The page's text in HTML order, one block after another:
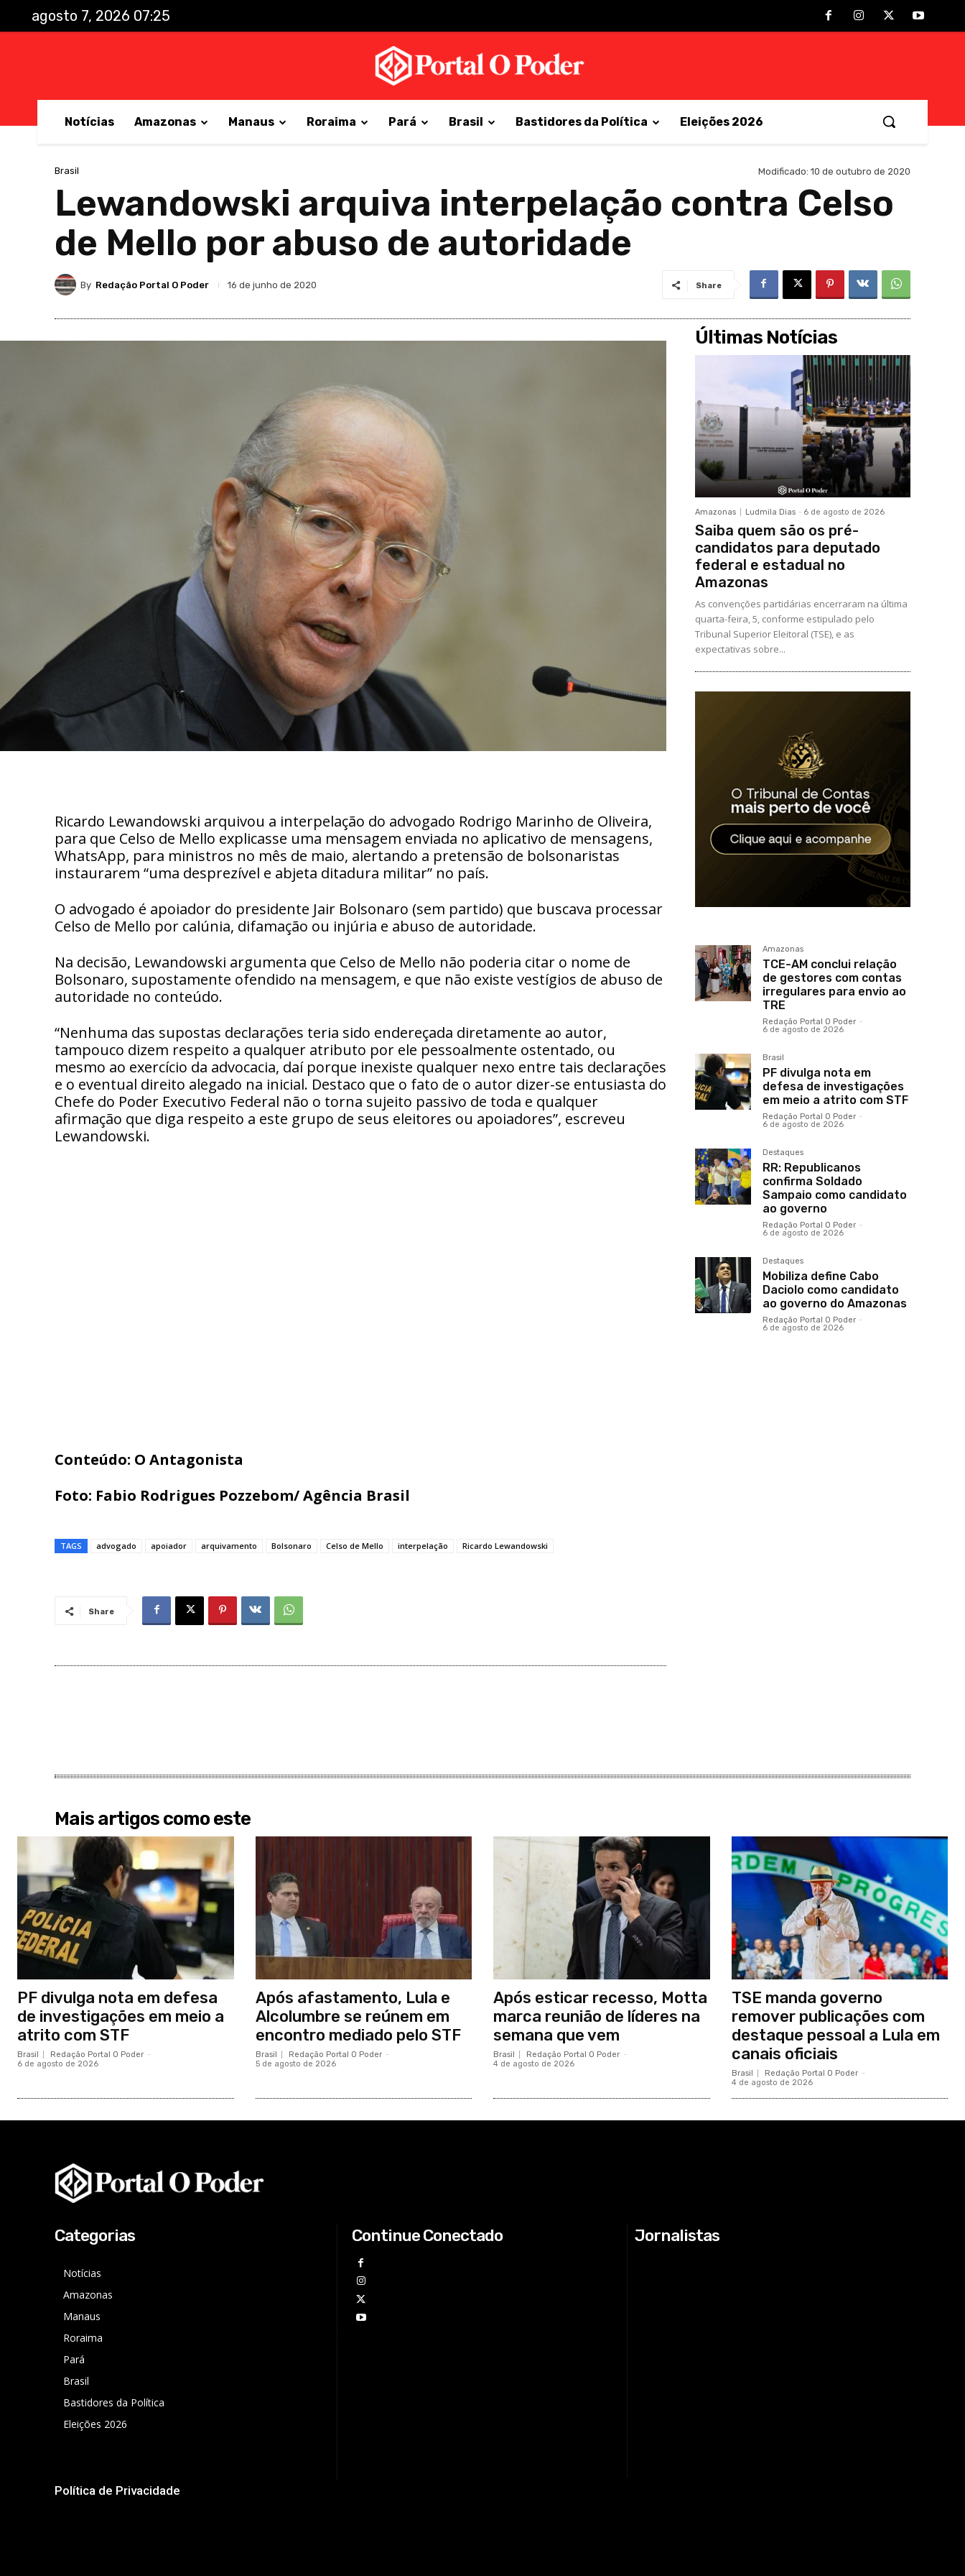
agosto 7, 2026 07:25
Notícias Amazonas Manaus Roraima Pará Brasil Bastidores da Política Eleições 2026
Brasil Modificado: 10 de outubro de 2020
Lewandowski arquiva interpelação contra Celso
de Mello por abuso de autoridade
By Redação Portal O Poder 16 de junho de 2020 Share
Ricardo Lewandowski arquivou a interpelação do advogado Rodrigo Marinho de Oliveira,
para que Celso de Mello explicasse uma mensagem enviada no aplicativo de mensagens,
WhatsApp, para ministros no mês de maio, alertando a pretensão de bolsonaristas
instaurarem “uma desprezível e abjeta ditadura militar” no país.
O advogado é apoiador do presidente Jair Bolsonaro (sem partido) que buscava processar
Celso de Mello por calúnia, difamação ou injúria e abuso de autoridade.
Na decisão, Lewandowski argumenta que Celso de Mello não poderia citar o nome de
Bolsonaro, supostamente ofendido na mensagem, e que não existe vestígios de abuso de
autoridade no conteúdo.
“Nenhuma das supostas declarações teria sido endereçada diretamente ao autor,
tampouco dizem respeito a qualquer atributo por ele pessoalmente ostentado, ou
mesmo ao exercício da advocacia, daí porque inexiste qualquer nexo entre tais declarações
e o eventual direito alegado na inicial. Destaco que o fato de o autor dizer-se entusiasta do
Chefe do Poder Executivo Federal não o torna sujeito passivo de toda e qualquer
afirmação que diga respeito a este grupo de seus eleitores ou apoiadores”, escreveu
Lewandowski.
Conteúdo: O Antagonista
Foto: Fabio Rodrigues Pozzebom/ Agência Brasil
TAGS advogado apoiador arquivamento Bolsonaro Celso de Mello interpelação Ricardo Lewandowski
Share
Últimas Notícias
Amazonas Ludmila Dias - 6 de agosto de 2026
Saiba quem são os pré-
candidatos para deputado
federal e estadual no
Amazonas
As convenções partidárias encerraram na última
quarta-feira, 5, conforme estipulado pelo
Tribunal Superior Eleitoral (TSE), e as
expectativas sobre...
Amazonas
TCE-AM conclui relação
de gestores com contas
irregulares para envio ao
TRE
Redação Portal O Poder -
6 de agosto de 2026
Brasil
PF divulga nota em
defesa de investigações
em meio a atrito com STF
Redação Portal O Poder -
6 de agosto de 2026
Destaques
RR: Republicanos
confirma Soldado
Sampaio como candidato
ao governo
Redação Portal O Poder -
6 de agosto de 2026
Destaques
Mobiliza define Cabo
Daciolo como candidato
ao governo do Amazonas
Redação Portal O Poder -
6 de agosto de 2026
Mais artigos como este
PF divulga nota em defesa
de investigações em meio a
atrito com STF
Brasil Redação Portal O Poder -
6 de agosto de 2026
Após afastamento, Lula e
Alcolumbre se reúnem em
encontro mediado pelo STF
Brasil Redação Portal O Poder -
5 de agosto de 2026
Após esticar recesso, Motta
marca reunião de líderes na
semana que vem
Brasil Redação Portal O Poder -
4 de agosto de 2026
TSE manda governo
remover publicações com
destaque pessoal a Lula em
canais oficiais
Brasil Redação Portal O Poder -
4 de agosto de 2026
Categorias
Notícias
Amazonas
Manaus
Roraima
Pará
Brasil
Bastidores da Política
Eleições 2026
Continue Conectado Jornalistas
Política de Privacidade